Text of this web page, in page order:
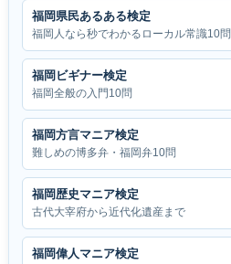
福岡県民あるある検定
福岡人なら秒でわかるローカル常識10問
福岡ビギナー検定
福岡全般の入門10問
福岡方言マニア検定
難しめの博多弁・福岡弁10問
福岡歴史マニア検定
古代大宰府から近代化遺産まで
福岡偉人マニア検定